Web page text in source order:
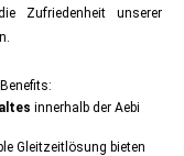
Zufriedenheit unserer
innerhalb der Aebi
Gleitzeitlösung bieten